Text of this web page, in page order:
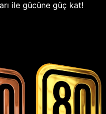
ile gücüne güç kat!